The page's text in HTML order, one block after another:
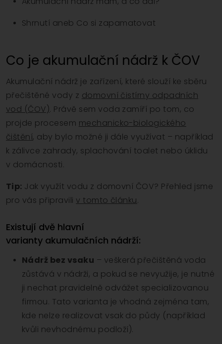
Shrnutí aneb Co si zapamatovat
Co je akumulační nádrž k ČOV
Akumulační nádrž je zařízení, které slouží ke sběru
přečištěné vody z domovní čistírny odpadních
vod (ČOV). Právě sem voda zamíří po tom, co
projde procesem mechanicko-biologického
čištění, aby bylo možné ji dále využívat – například
k zálivce zahrady, splachování toalet nebo úklidu
v domácnosti.
Tip: Jak využít vodu z domovní ČOV? Přehled jsme
pro vás připravili v tomto článku.
Existují dvě hlavní
varianty akumulačních nádrží:
Nádrž bez vsaku – veškerá přečištěná voda
zůstává v nádrži, a pokud se nevyužije, je nutné
ji nechat pravidelně odvážet specializovanou
firmou. Tato varianta je vhodná zejména tam,
kde nelze realizovat vsak do půdy (například
kvůli nevhodnému podloží).